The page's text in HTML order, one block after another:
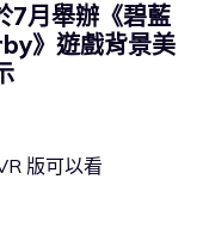
7月舉辦《碧藍
》遊戲背景美
版可以看